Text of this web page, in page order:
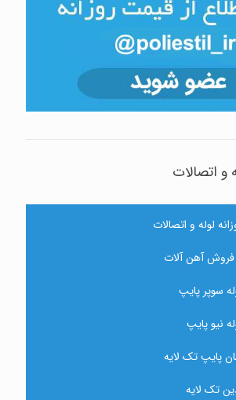
اتصالات
لوله و اتصالات
فروش آهن آلات
سوپر پایپ
نیو پایپ
پایپ تک لایه
تک لایه